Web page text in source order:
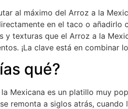
al máximo del Arroz a la
en el taco o añadirlo
y texturas que el Arroz a la
¡La clave está en combinar
qué?
Mexicana es un platillo muy
remonta a siglos atrás,